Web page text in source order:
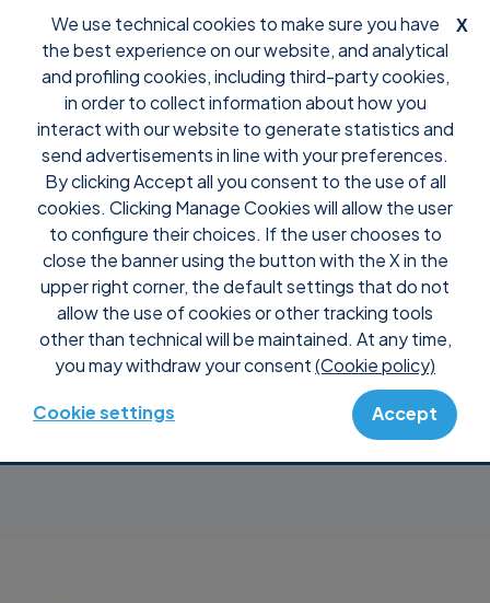
X
We use technical cookies to make sure you have
the best experience on our website, and analytical
and profiling cookies, including third-party cookies,
in order to collect information about how you
interact with our website to generate statistics and
send advertisements in line with your preferences.
By clicking Accept all you consent to the use of all
cookies. Clicking Manage Cookies will allow the user
to configure their choices. If the user chooses to
close the banner using the button with the X in the
upper right corner, the default settings that do not
allow the use of cookies or other tracking tools
other than technical will be maintained. At any time,
you may withdraw your consent(Cookie policy)
Cookie settings Accept
Migliorare
l’efficienza
dell’assistenza
remota con
Supremo: la storia di
Softnow